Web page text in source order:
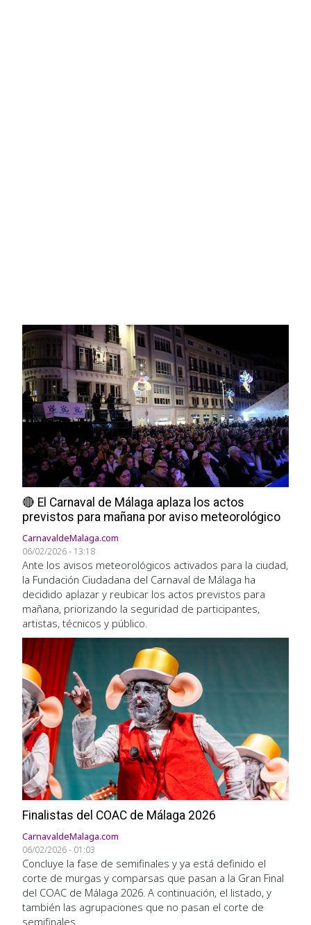
Imagen
🔴 El Carnaval de Málaga aplaza los actos
previstos para mañana por aviso meteorológico
CarnavaldeMalaga.com
06/02/2026 - 13:18
Ante los avisos meteorológicos activados para la ciudad,
la Fundación Ciudadana del Carnaval de Málaga ha
decidido aplazar y reubicar los actos previstos para
mañana, priorizando la seguridad de participantes,
artistas, técnicos y público.
Imagen
Finalistas del COAC de Málaga 2026
CarnavaldeMalaga.com
06/02/2026 - 01:03
Concluye la fase de semifinales y ya está definido el
corte de murgas y comparsas que pasan a la Gran Final
del COAC de Málaga 2026. A continuación, el listado, y
también las agrupaciones que no pasan el corte de
semifinales.